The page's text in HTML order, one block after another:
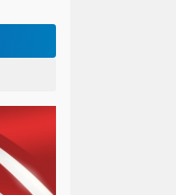
Apel Siaga Karhutla 2026 Digelar di Sabak Auh, Polsek dan Forkopimcam Perkuat Kesiapsiagaan Cegah Kebakaran